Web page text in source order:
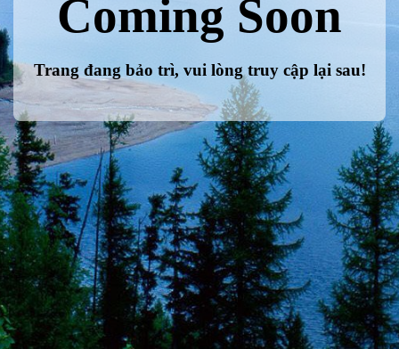
Coming Soon
Trang đang bảo trì, vui lòng truy cập lại sau!